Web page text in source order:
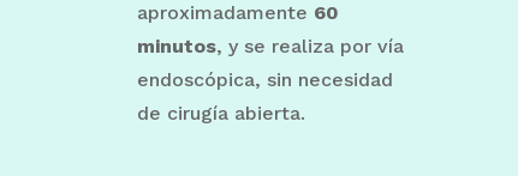
aproximadamente 60
minutos, y se realiza por vía
endoscópica, sin necesidad
de cirugía abierta.